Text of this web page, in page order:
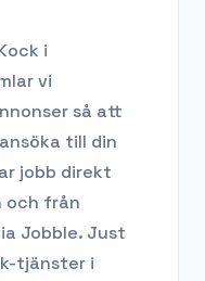
i
vi
så att
till din
jobb direkt
och från
Jobble. Just
tjänster i